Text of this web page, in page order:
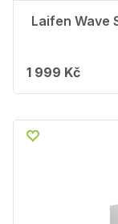
Laifen Wave
1 999 Kč